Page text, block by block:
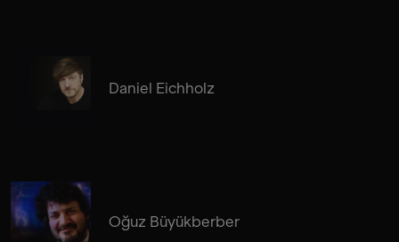
Daniel Eichholz
Oğuz Büyükberber